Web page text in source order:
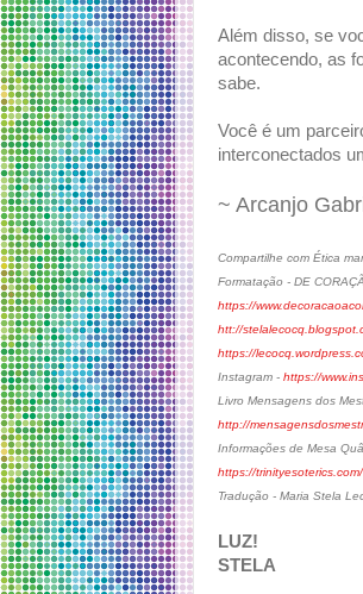
Além disso, se
acontecendo, as
sabe.
Você é um
interconectados
~ Arcanjo
Compartilhe com Ética
Formatação - DE
https://
htt://
https://
Instagram - https://
Livro Mensagens dos
http://
Informações de Mesa
https://trinityesoterics.com/
Tradução - Maria Stela
LUZ!
STELA